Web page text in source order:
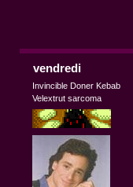
vendredi
Invincible Doner Kebab
Velextrut sarcoma